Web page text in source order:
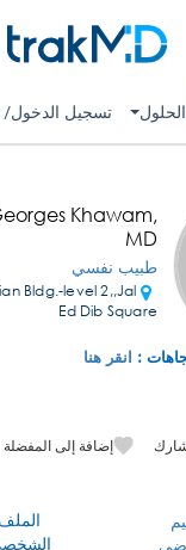
الحلول تسجيل
Khawam,
MD
طبيب نفسي
Bldg.-level 2,,Jal
Ed Dib Square
: انقر هنا
إضافة إلى المفضلة
الملف